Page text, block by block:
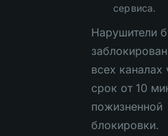
сервиса.
Нарушители
всех каналах
срок от 10
пожизненной
блокировки.